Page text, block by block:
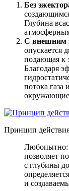
Без
Глубина
С внешним
опускается
подающая к
Благодаря
потока газа
Принцип
Любопытно:
позволяет
с глубины
и